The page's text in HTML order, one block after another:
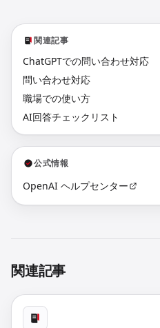
関連記事
ChatGPTでの問い合わせ対応
問い合わせ対応
職場での使い方
AI回答チェックリスト
公式情報
OpenAI ヘルプセンター
関連記事